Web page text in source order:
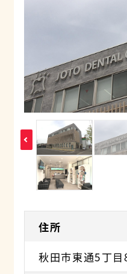
住所
秋田市東通5丁